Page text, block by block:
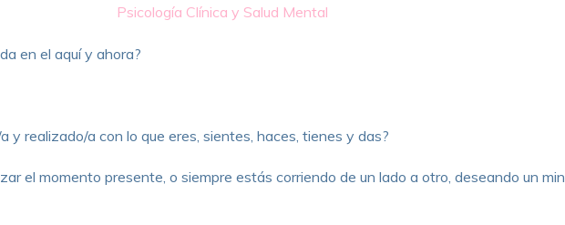
Psicología Clínica y Salud Mental
en el aquí y ahora?
y realizado/a con lo que eres, sientes, haces, tienes y das?
el momento presente, o siempre estás corriendo de un lado a otro, deseando un